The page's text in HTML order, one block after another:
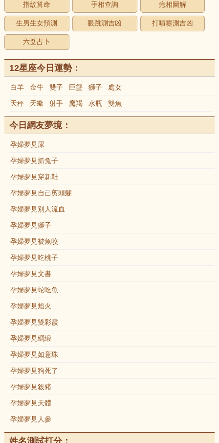
指紋算命
手相查詢 痣相圖解
生男生女預測 眼跳測吉凶 打噴嚏測吉凶
六爻占卜
12星座今日運勢：
白羊 金牛 雙子 巨蟹 獅子 處女
天秤 天蠍 射手 魔羯 水瓶 雙魚
今日網友夢境：
孕婦夢見屎
孕婦夢見抓兔子
孕婦夢見穿新鞋
孕婦夢見自己剪頭髮
孕婦夢見別人流血
孕婦夢見獅子
孕婦夢見被魚咬
孕婦夢見吃桃子
孕婦夢見文書
孕婦夢見蛇吃魚
孕婦夢見焰火
孕婦夢見雙彩霞
孕婦夢見綢緞
孕婦夢見如意珠
孕婦夢見狗死了
孕婦夢見殺豬
孕婦夢見天體
孕婦夢見人參
姓名測試打分：